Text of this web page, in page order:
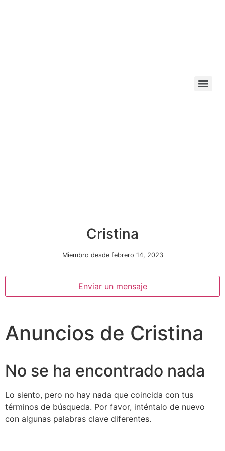
Cristina
Miembro desde febrero 14, 2023
Enviar un mensaje
Anuncios de Cristina
No se ha encontrado nada
Lo siento, pero no hay nada que coincida con tus
términos de búsqueda. Por favor, inténtalo de nuevo
con algunas palabras clave diferentes.
Necesarias
Estas
opcionales.
necesarias
para que
funcione la
web.